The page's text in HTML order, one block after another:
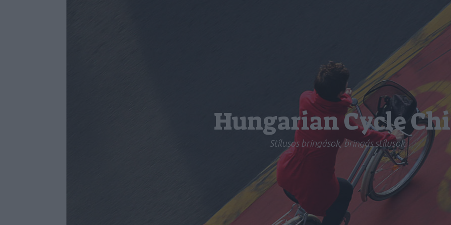
Hungarian Cycle
Stílusos bringások, bringás stílusok.